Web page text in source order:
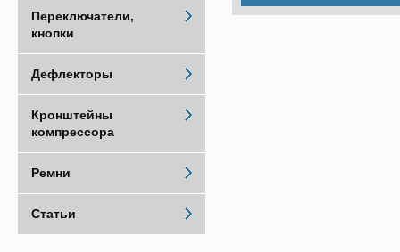
Переключатели,
кнопки
Дефлекторы
Кронштейны
компрессора
Ремни
Статьи